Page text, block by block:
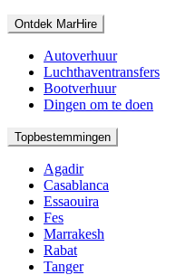
Ontdek MarHire
Autoverhuur
Luchthaventransfers
Bootverhuur
Dingen om te doen
Topbestemmingen
Agadir
Casablanca
Essaouira
Fes
Marrakesh
Rabat
Tanger